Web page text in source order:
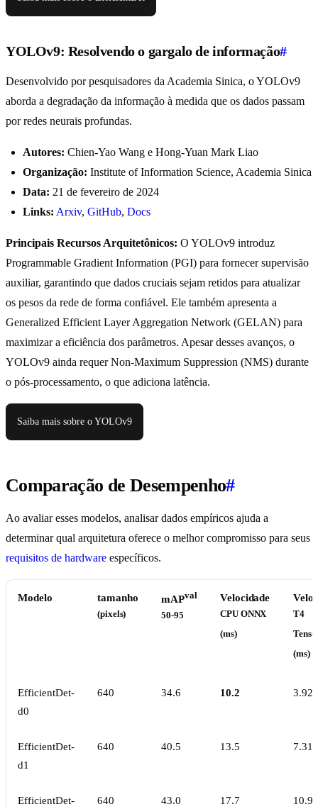
YOLOv9: Resolvendo o gargalo de informação#
Desenvolvido por pesquisadores da Academia Sinica, o YOLOv9
aborda a degradação da informação à medida que os dados passam
por redes neurais profundas.
Autores: Chien-Yao Wang e Hong-Yuan Mark Liao
Organização: Institute of Information Science, Academia Sinica
Data: 21 de fevereiro de 2024
Links: Arxiv, GitHub, Docs
Principais Recursos Arquitetônicos: O YOLOv9 introduz
Programmable Gradient Information (PGI) para fornecer supervisão
auxiliar, garantindo que dados cruciais sejam retidos para atualizar
os pesos da rede de forma confiável. Ele também apresenta a
Generalized Efficient Layer Aggregation Network (GELAN) para
maximizar a eficiência dos parâmetros. Apesar desses avanços, o
YOLOv9 ainda requer Non-Maximum Suppression (NMS) durante
o pós-processamento, o que adiciona latência.
Saiba mais sobre o YOLOv9
Comparação de Desempenho#
Ao avaliar esses modelos, analisar dados empíricos ajuda a
determinar qual arquitetura oferece o melhor compromisso para seus
requisitos de hardware específicos.
Modelo tamanho
(pixels)
mAPval
50-95
Velocidade
CPU ONNX
(ms)
T4
(ms)
EfficientDet-
d0
640 34.6 10.2 3.92
EfficientDet-
d1
640 40.5 13.5 7.31
EfficientDet-
640 43.0 17.7 10.92